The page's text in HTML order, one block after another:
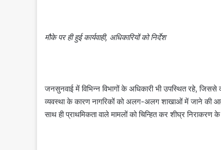
मौके पर ही हुई कार्यवाही, अधिकारियों को निर्देश
जनसुनवाई में विभिन्न विभागों के अधिकारी भी उपस्थित रहे,
व्यवस्था के कारण नागरिकों को अलग-अलग शाखाओं में जाने की
साथ ही प्राथमिकता वाले मामलों को चिन्हित कर शीघ्र निराकरण के